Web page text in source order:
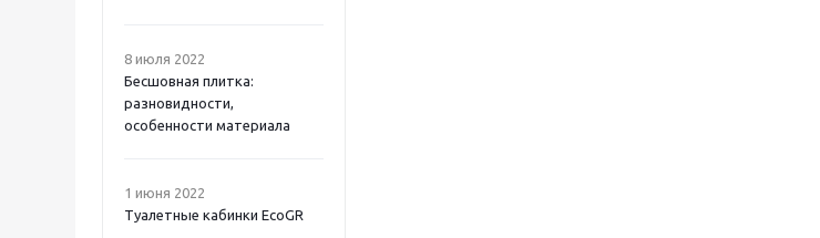
8 июля 2022
Бесшовная плитка:
разновидности,
особенности материала
1 июня 2022
Туалетные кабинки EcoGR